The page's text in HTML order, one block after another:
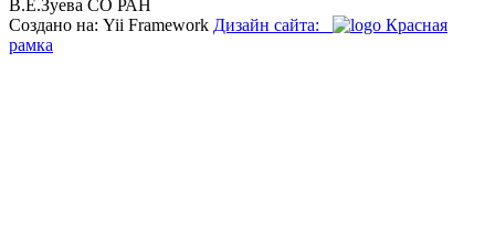
В.Е.Зуева СО РАН
Создано на: Yii Framework Дизайн сайта:
Красная
рамка